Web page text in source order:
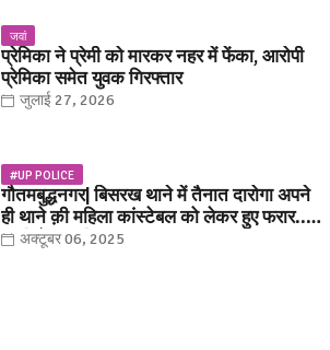
जवां
प्रेमिका ने प्रेमी को मारकर नहर में फेंका, आरोपी
प्रेमिका समेत युवक गिरफ्तार
जुलाई 27, 2026
#UP POLICE
गौतमबुद्धनगर| बिसरख थाने में तैनात दारोगा अपने
ही थाने क़ी महिला कांस्टेबल को लेकर हुए फरार...
पत्नी नें कर दी रार!
अक्टूबर 06, 2025